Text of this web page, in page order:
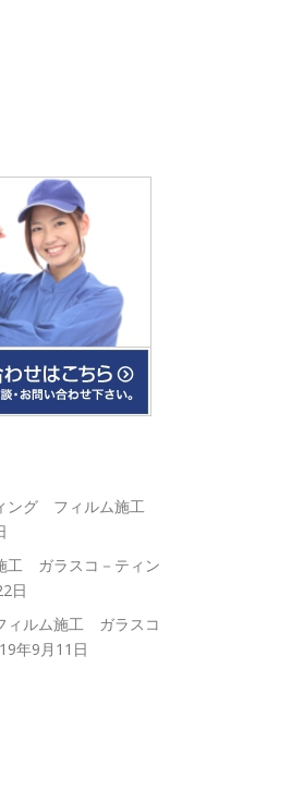
ング フィルム施工
工 ガラスコ－ティン
日
ィルム施工 ガラスコ
年9月11日